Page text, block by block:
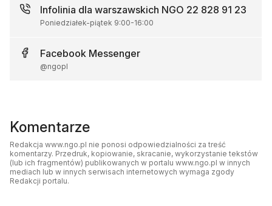
Infolinia dla warszawskich NGO 22 828 91 23
Poniedziałek-piątek 9:00-16:00
Facebook Messenger
@ngopl
Komentarze
Redakcja www.ngo.pl nie ponosi odpowiedzialności za treść
komentarzy. Przedruk, kopiowanie, skracanie, wykorzystanie tekstów
(lub ich fragmentów) publikowanych w portalu www.ngo.pl w innych
mediach lub w innych serwisach internetowych wymaga zgody
Redakcji portalu.